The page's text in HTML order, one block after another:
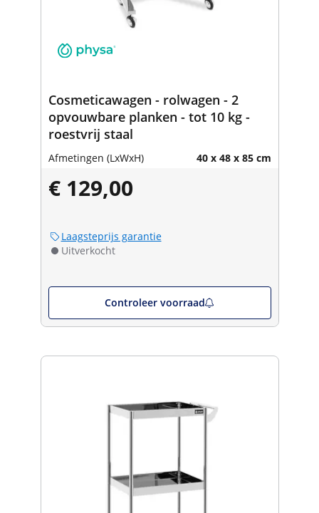
Cosmeticawagen - rolwagen - 2
opvouwbare planken - tot 10 kg -
roestvrij staal
Afmetingen (LxWxH) 40 x 48 x 85 cm
€ 129,00
Laagsteprijs garantie
Uitverkocht
Controleer voorraad